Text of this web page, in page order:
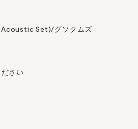
Acoustic Set)/グソクムズ
さい